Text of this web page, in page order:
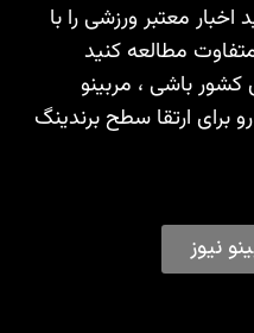
معتبر ورزشی را با
مطالعه کنید
باشی ، مربینو
برای ارتقا سطح برندینگ
نیوز